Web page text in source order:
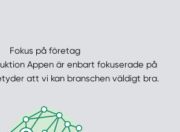
Fokus på företag
Appen är enbart fokuserade på
att vi kan branschen väldigt bra.